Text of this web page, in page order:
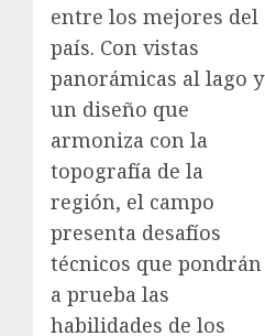
entre los mejores del
país. Con vistas
panorámicas al lago y
un diseño que
armoniza con la
topografía de la
región, el campo
presenta desafíos
técnicos que pondrán
a prueba las
habilidades de los